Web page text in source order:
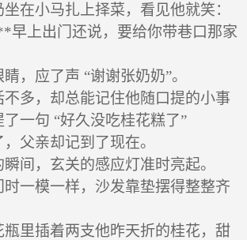
在小马扎上择菜，看见他就笑：
早上出门还说，要给你带巷口那家
，应了声 “谢谢张奶奶”。
多，却总能记住他随口提的小事
了一句 “好久没吃桂花糕了”
父亲却记到了现在。
间，玄关的感应灯准时亮起。
一模一样，沙发靠垫摆得整整齐
瓶里插着两支他昨天折的桂花，甜